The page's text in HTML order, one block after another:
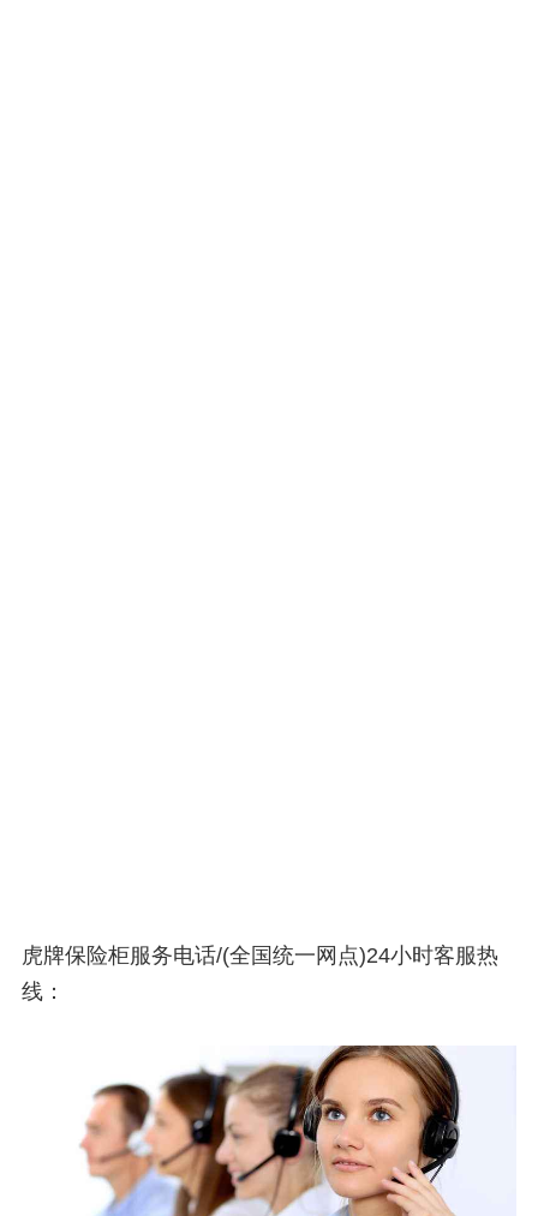
虎牌保险柜服务电话/(全国统一网点)24小时客服热
线：